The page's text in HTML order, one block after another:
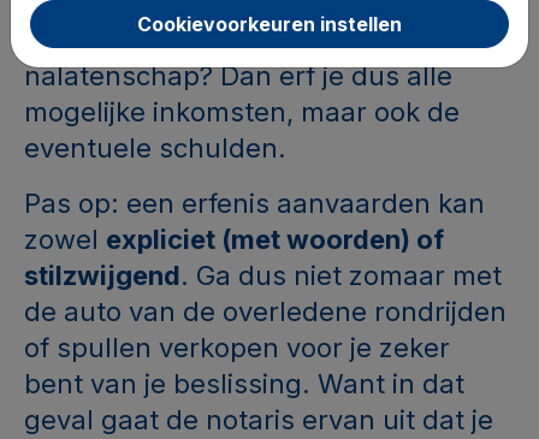
Kies je voor het aanvaarden van het
nalatenschap? Dan erf je dus alle
mogelijke inkomsten, maar ook de
eventuele schulden.
Pas op: een erfenis aanvaarden kan
zowel expliciet (met woorden) of
stilzwijgend. Ga dus niet zomaar met
de auto van de overledene rondrijden
of spullen verkopen voor je zeker
bent van je beslissing. Want in dat
geval gaat de notaris ervan uit dat je
Cookievoorkeuren instellen